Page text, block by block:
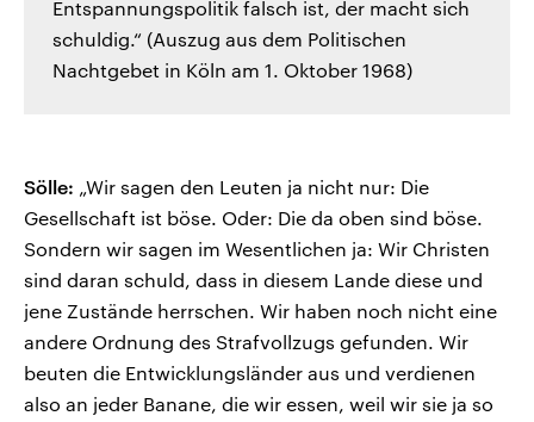
Entspannungspolitik falsch ist, der macht sich
schuldig.“ (Auszug aus dem Politischen
Nachtgebet in Köln am 1. Oktober 1968)
Sölle: „Wir sagen den Leuten ja nicht nur: Die
Gesellschaft ist böse. Oder: Die da oben sind böse.
Sondern wir sagen im Wesentlichen ja: Wir Christen
sind daran schuld, dass in diesem Lande diese und
jene Zustände herrschen. Wir haben noch nicht eine
andere Ordnung des Strafvollzugs gefunden. Wir
beuten die Entwicklungsländer aus und verdienen
also an jeder Banane, die wir essen, weil wir sie ja so